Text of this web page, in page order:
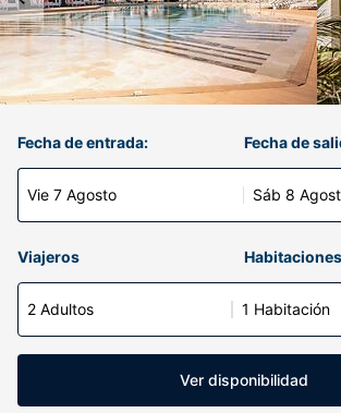
Fecha de entrada:
Vie 7 Agosto
Fecha de
Sáb 8
Viajeros Habitaciones
2 Adultos 1 Habitación
Ver disponibilidad